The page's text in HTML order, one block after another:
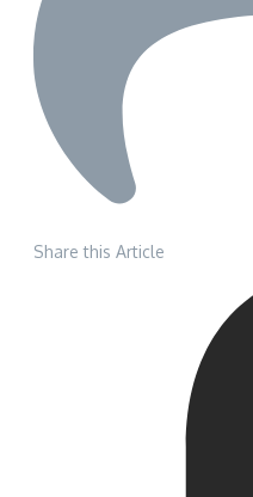
Share this Article